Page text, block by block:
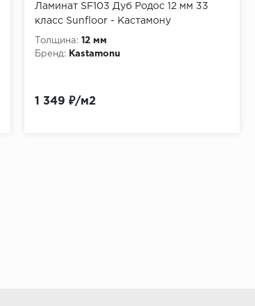
Ламинат SF103 Дуб Родос 12 мм 33
класс Sunfloor - Кастамону
Толщина: 12 мм
Бренд:
Kastamonu
1 349 ₽/м2